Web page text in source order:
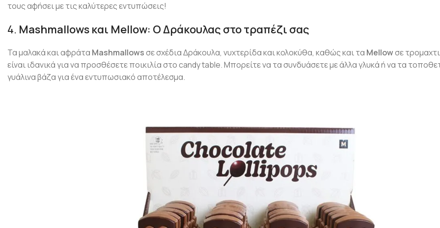
τους αφήσει με τις καλύτερες εντυπώσεις!
4. Mashmallows και Mellow: Ο Δράκουλας στο τραπέζι σας
Τα μαλακά και αφράτα Mashmallowsσε σχέδια Δράκουλα, νυχτερίδα και κολοκύθα, καθώς και τα Mellowσε
είναι ιδανικά για να προσθέσετε ποικιλία στο candy table. Μπορείτε να τα συνδυάσετε με άλλα γλυκά ή να τα
γυάλινα βάζα για ένα εντυπωσιακό αποτέλεσμα.